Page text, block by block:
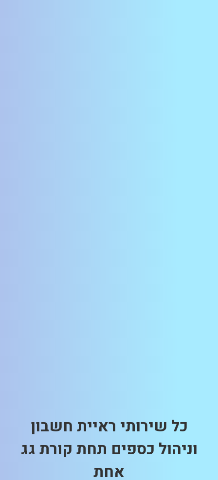
כל שירותי ראיית חשבון
וניהול כספים תחת קורת גג
אחת